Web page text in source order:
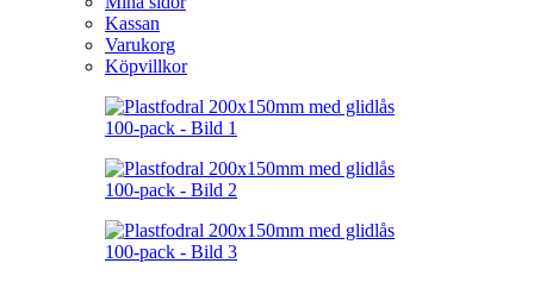
Kassan
Varukorg
Köpvillkor